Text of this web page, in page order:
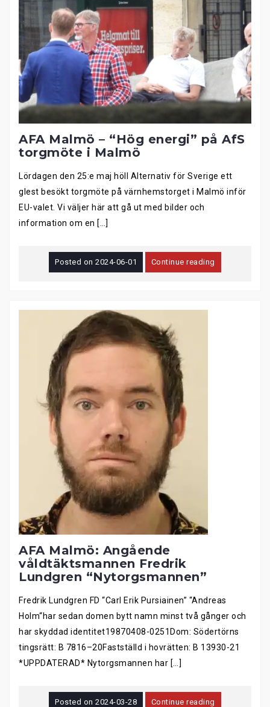
AFA Malmö – “Hög energi” på AfS
torgmöte i Malmö
Lördagen den 25:e maj höll Alternativ för Sverige ett
glest besökt torgmöte på värnhemstorget i Malmö inför
EU-valet. Vi väljer här att gå ut med bilder och
information om en […]
Posted on2024-06-01 Continue reading
AFA Malmö: Angående
våldtäktsmannen Fredrik
Lundgren “Nytorgsmannen”
Fredrik Lundgren FD “Carl Erik Pursiainen” “Andreas
Holm“har sedan domen bytt namn minst två gånger och
har skyddad identitet19870408-0251Dom: Södertörns
tingsrätt: B 7816–20Fastställd i hovrätten: B 13930-21
*UPPDATERAD* Nytorgsmannen har […]
Posted on2024-03-28 Continue reading